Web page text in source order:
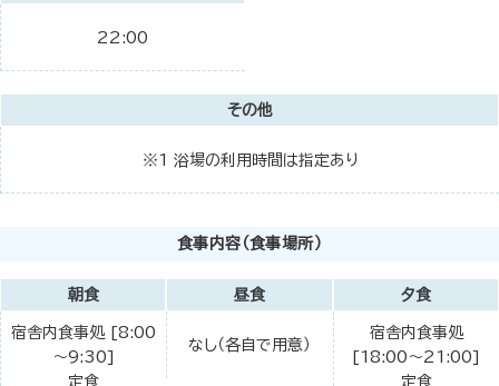
22:00
その他
※1 浴場の利用時間は指定あり
食事内容（食事場所）
朝食
宿舎内食事処 [8:00
～9:30]
定食
昼食
なし（各自で用意）
夕食
宿舎内食事処
[18:00～21:00]
定食